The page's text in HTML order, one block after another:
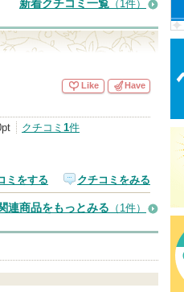
新着クチコミ一覧 （1件）
Like Have
クチコミ 1件
ミをする クチコミをみる
連商品をもっとみる （1件）